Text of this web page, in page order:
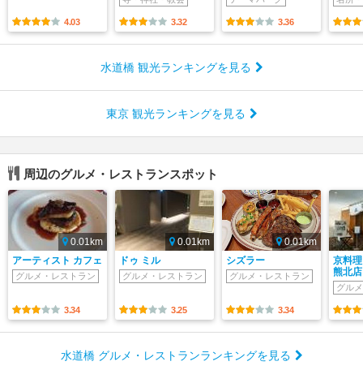
4.03 3.32 3.36
水道橋 観光ランキングを見る
東京 観光ランキングを見る
周辺のグルメ・レストランスポット
0.01km
アーティスト カフェ
グルメ・レストラン
3.34
0.01km
ドゥ ミル
グルメ・レストラン
3.25
0.01km
シズラー
グルメ・レストラン
3.34
京料
熊北店
グル
水道橋 グルメ・レストランランキングを見る